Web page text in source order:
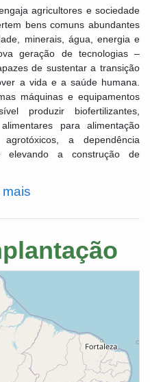
agricultores e sociedade
bens comuns abundantes
minerais, água, energia e
geração de tecnologias –
de sustentar a transição
a vida e a saúde humana.
máquinas e equipamentos
produzir biofertilizantes,
para alimentação
a dependência
elevando a construção de
mais